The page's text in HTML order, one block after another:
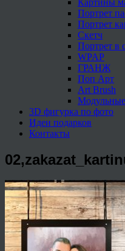
Портрет
Портрет
Скетч
Портрет в
WPAP
ГРАНЖ
Поп Арт
Art Brush
3D фигурка по фото
Идеи подарков
Контакты